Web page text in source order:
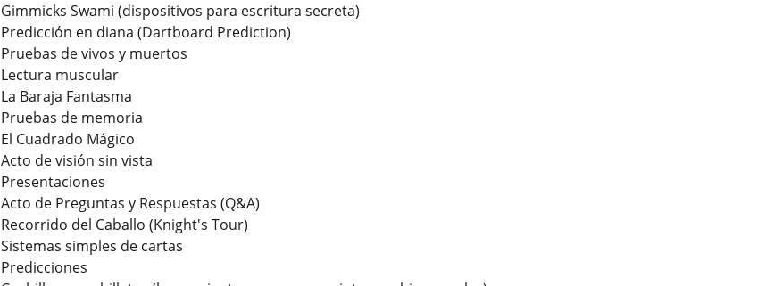
Gimmicks Swami (dispositivos para escritura secreta)
Predicción en diana (Dartboard Prediction)
Pruebas de vivos y muertos
Lectura muscular
La Baraja Fantasma
Pruebas de memoria
El Cuadrado Mágico
Acto de visión sin vista
Presentaciones
Acto de Preguntas y Respuestas (Q&A)
Recorrido del Caballo (Knight's Tour)
Sistemas simples de cartas
Predicciones